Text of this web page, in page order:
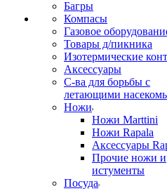
Багры
Компасы
Газовое
Товары д/пикника
Изотермические
Аксессуары
С-ва для борьбы с
летающими
Ножи
Ножи Marttini
Ножи Rapala
Аксессуары
Прочие ножи и
истументы
Посуда